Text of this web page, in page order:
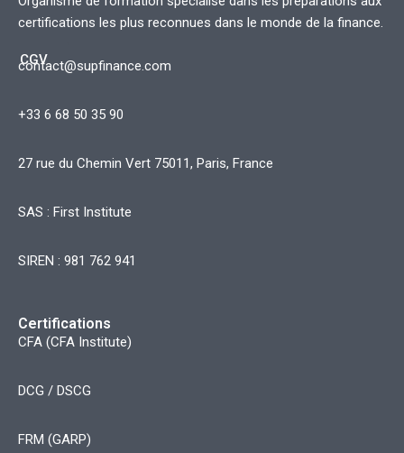
certifications les plus reconnues dans le monde de la finance.
CGV
contact@supfinance.com
+33 6 68 50 35 90
27 rue du Chemin Vert 75011, Paris, France
SAS : First Institute
SIREN : 981 762 941
Certifications
CFA (CFA Institute)
DCG / DSCG
FRM (GARP)